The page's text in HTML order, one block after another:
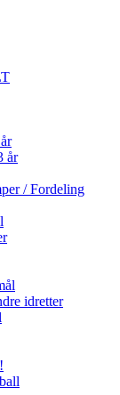
år
/ Fordeling
idretter